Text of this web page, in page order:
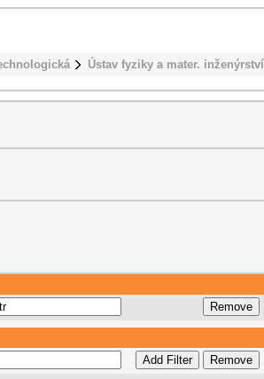
Ústav fyziky a mater. inženýrství